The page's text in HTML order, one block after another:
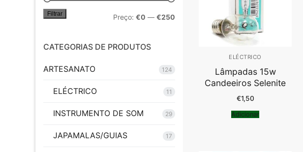
ELÉCTRICO
Lâmpadas 15w
Candeeiros Selenite
€1,50
Adicionar
Filtrar Preço: €0 — €250
CATEGORIAS DE PRODUTOS
ARTESANATO 124
ELÉCTRICO 11
INSTRUMENTO DE SOM 29
JAPAMALAS/GUIAS 17